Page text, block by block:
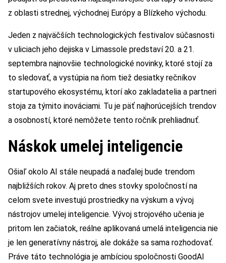
z oblasti strednej, východnej Európy a Blízkeho východu.
Jeden z najväčších technologických festivalov súčasnosti
v uliciach jeho dejiska v Limassole predstaví 20. a 21.
septembra najnovšie technologické novinky, ktoré stojí za
to sledovať, a vystúpia na ňom tiež desiatky rečníkov
startupového ekosystému, ktorí ako zakladatelia a partneri
stoja za týmito inováciami. Tu je päť najhorúcejších trendov
a osobností, ktoré nemôžete tento ročník prehliadnuť.
Náskok umelej inteligencie
Ošiaľ okolo AI stále neupadá a naďalej bude trendom
najbližších rokov. Aj preto dnes stovky spoločností na
celom svete investujú prostriedky na výskum a vývoj
nástrojov umelej inteligencie. Vývoj strojového učenia je
pritom len začiatok, reálne aplikovaná umelá inteligencia nie
je len generatívny nástroj, ale dokáže sa sama rozhodovať.
Práve táto technológia je ambíciou spoločnosti GoodAI